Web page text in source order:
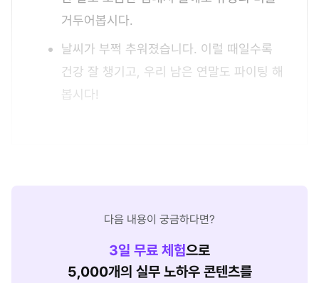
거두어봅시다.
날씨가 부쩍 추워졌습니다. 이럴 때일수록
건강 잘 챙기고, 우리 남은 연말도 파이팅 해
봅시다!
다음 내용이 궁금하다면?
3일 무료 체험으로
5,000개의 실무 노하우 콘텐츠를